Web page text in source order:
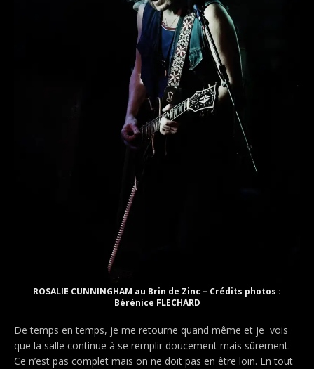
ROSALIE CUNNINGHAM au Brin de Zinc – Crédits photos :
Bérénice FLECHARD
De temps en temps, je me retourne quand même et je vois
que la salle continue à se remplir doucement mais sûrement.
Ce n’est pas complet mais on ne doit pas en être loin. En tout